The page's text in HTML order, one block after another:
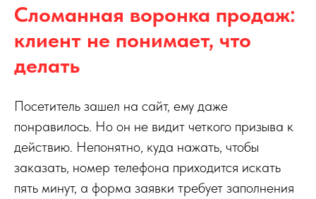
Сломанная воронка продаж:
клиент не понимает, что
делать
Посетитель зашел на сайт, ему даже
понравилось. Но он не видит четкого призыва к
действию. Непонятно, куда нажать, чтобы
заказать, номер телефона приходится искать
пять минут, а форма заявки требует заполнения